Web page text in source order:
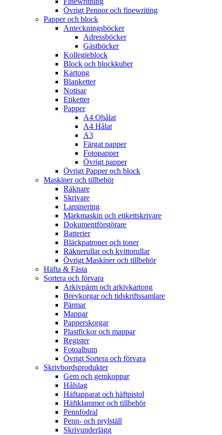
Övrigt Pennor och finewriting
Papper och block
Anteckningsböcker
Adressböcker
Gästböcker
Kollegieblock
Block och blockkuber
Kartong
Blanketter
Notisar
Etiketter
Papper
A4 Ohålat
A4 Hålat
A3
Färgat papper
Fotopapper
Övrigt papper
Övrigt Papper och block
Maskiner och tillbehör
Räknare
Skrivare
Laminering
Märkmaskin och etikettskrivare
Dokumentförstörare
Batterier
Bläckpatroner och toner
Räknerullar och kvittorullar
Övrigt Maskiner och tillbehör
Häfta & Fästa
Sortera och förvara
Arkivpärm och arkivkartong
Brevkorgar och tidskriftssamlare
Pärmar
Mappar
Papperskorgar
Plastfickor och mappar
Register
Fotoalbum
Övrigt Sortera och förvara
Skrivbordsprodukter
Gem och gemkoppar
Hålslag
Häftapparat och häftpistol
Häftklammer och tillbehör
Pennfodral
Penn- och prylställ
Skrivunderlägg